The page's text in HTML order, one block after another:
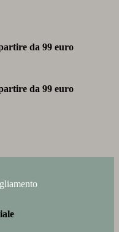
da 99 euro
da 99 euro